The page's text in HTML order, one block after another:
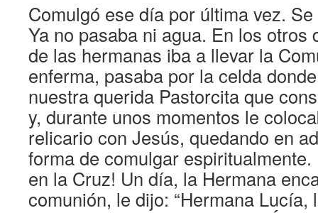
Comulgó ese día por última vez.
Ya no pasaba ni agua. En los otros
de las hermanas iba a llevar la
enferma, pasaba por la celda
nuestra querida Pastorcita que
y, durante unos momentos le
relicario con Jesús, quedando en
forma de comulgar espiritualmente.
en la Cruz! Un día, la Hermana
comunión, le dijo: “Hermana Lucía,